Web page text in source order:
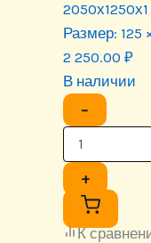
Размер: 125
2 250.00 ₽
В наличии
−
+
К